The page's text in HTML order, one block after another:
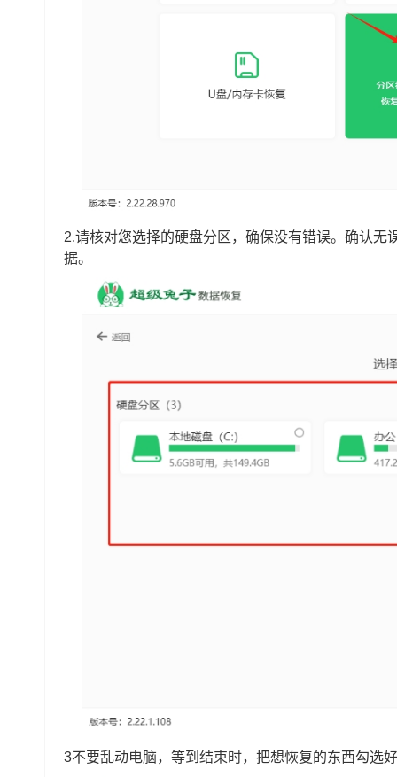
2.请核对您选择的硬盘分区，确保没有错误。确认无
据。
3不要乱动电脑，等到结束时，把想恢复的东西勾选